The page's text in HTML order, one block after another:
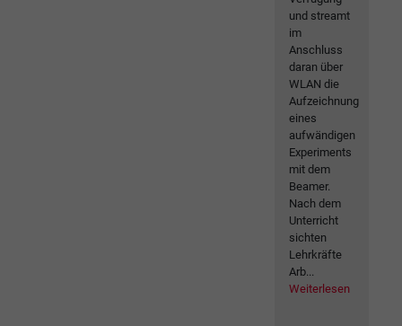
und streamt
im
Anschluss
daran über
WLAN die
Aufzeichnung
eines
aufwändigen
Experiments
mit dem
Beamer.
Nach dem
Unterricht
sichten
Lehrkräfte
Arb...
Weiterlesen